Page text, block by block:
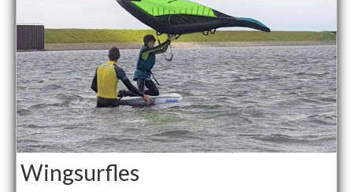
Wingsurfles